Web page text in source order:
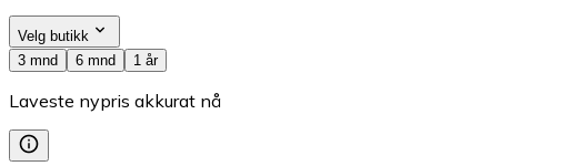
Velg butikk
3 mnd
6 mnd 1 år
Laveste nypris akkurat nå